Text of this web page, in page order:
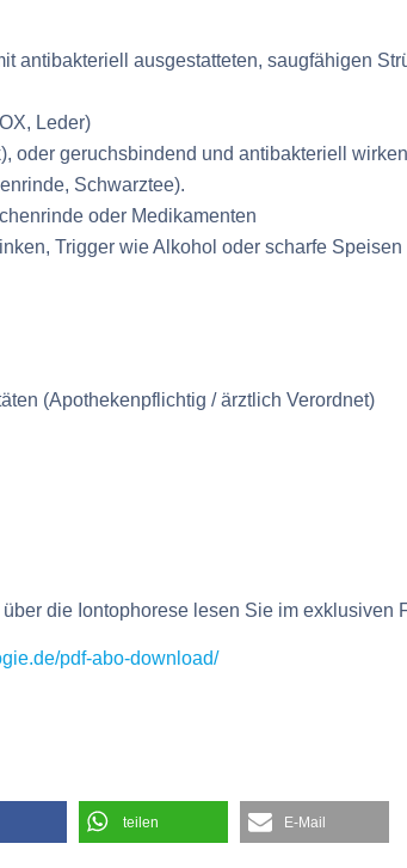
antibakteriell ausgestatteten, saugfähigen
Leder)
oder geruchsbindend und antibakteriell
Schwarztee).
oder Medikamenten
Trigger wie Alkohol oder scharfe Speisen
(Apothekenpflichtig / ärztlich Verordnet)
die Iontophorese lesen Sie im exklusiven
pdf-abo-download/
teilen E-Mail